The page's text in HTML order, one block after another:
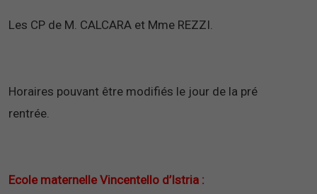
Les CP de M. CALCARA et Mme REZZI.
Horaires pouvant être modifiés le jour de la pré
rentrée.
Ecole maternelle Vincentello d’Istria :